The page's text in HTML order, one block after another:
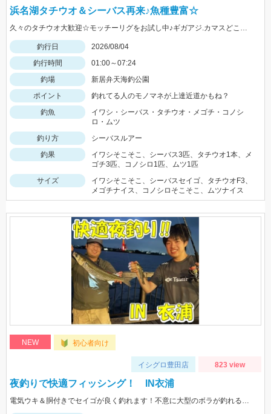
浜名湖タチウオ＆シーバス再来♪魚種豊富☆
久々のタチウオ大歓迎☆モッチーリグをお試し中♪ギガアジ.カマスどこじゃ？
釣行日
2026/08/04
釣行時間
01:00～07:24
釣場
新居弁天海釣公園
ポイント
釣れてる人のモノマネが上達近道かもね？
釣魚
イワシ・シーバス・タチウオ・メゴチ・コノシ
ロ・ムツ
釣り方
シーバスルアー
釣果
イワシそこそこ、シーバス3匹、タチウオ1本、メ
ゴチ3匹、コノシロ1匹、ムツ1匹
サイズ
イワシそこそこ、シーバスセイゴ、タチウオF3、
メゴチナイス、コノシロそこそこ、ムツナイス
NEW 初心者向け
イシグロ豊田店 823 view
夜釣りで快適フィッシング！ IN衣浦
電気ウキ＆胴付きでセイゴが良く釣れます！不意に大型のボラが釣れることもあるので、ネットがあると安心です。